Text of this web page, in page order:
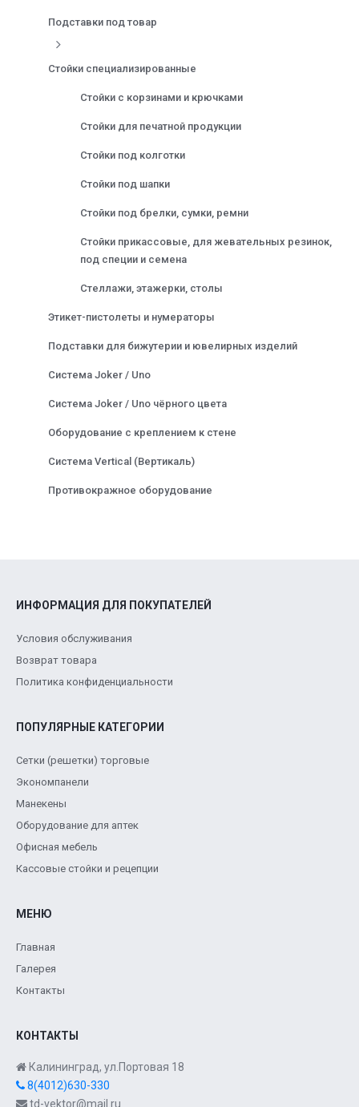
Подставки под товар
Стойки специализированные
Стойки с корзинами и крючками
Стойки для печатной продукции
Стойки под колготки
Стойки под шапки
Стойки под брелки, сумки, ремни
Стойки прикассовые, для жевательных резинок,
под специи и семена
Стеллажи, этажерки, столы
Этикет-пистолеты и нумераторы
Подставки для бижутерии и ювелирных изделий
Система Joker / Uno
Система Joker / Uno чёрного цвета
Оборудование с креплением к стене
Система Vertical (Вертикаль)
Противокражное оборудование
ИНФОРМАЦИЯ ДЛЯ ПОКУПАТЕЛЕЙ
Условия обслуживания
Возврат товара
Политика конфиденциальности
ПОПУЛЯРНЫЕ КАТЕГОРИИ
Сетки (решетки) торговые
Экономпанели
Манекены
Оборудование для аптек
Офисная мебель
Кассовые стойки и рецепции
МЕНЮ
Главная
Галерея
Контакты
КОНТАКТЫ
Калининград, ул.Портовая 18
8(4012)630-330
td-vektor@mail.ru